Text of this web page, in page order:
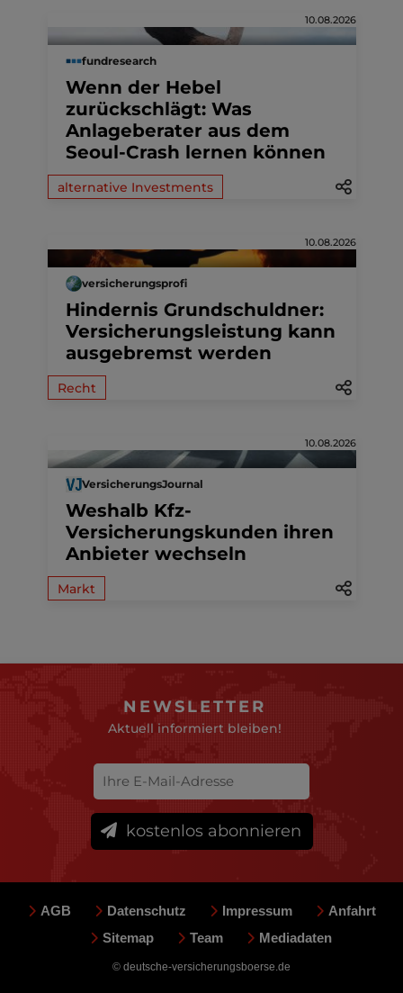
10.08.2026
fundresearch
Wenn der Hebel
zurückschlägt: Was
Anlageberater aus dem
Seoul-Crash lernen können
alternative Investments
10.08.2026
versicherungsprofi
Hindernis Grundschuldner:
Versicherungsleistung kann
ausgebremst werden
Recht
10.08.2026
VersicherungsJournal
Weshalb Kfz-
Versicherungskunden ihren
Anbieter wechseln
Markt
NEWSLETTER
Aktuell informiert bleiben!
kostenlos abonnieren
AGB Datenschutz Impressum
Anfahrt
Sitemap
Team Mediadaten
© deutsche-versicherungsboerse.de